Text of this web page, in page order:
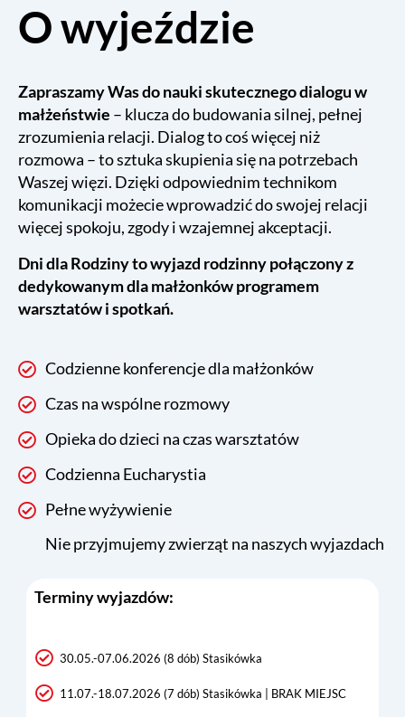
O wyjeździe
Zapraszamy Was do nauki skutecznego dialogu w
małżeństwie – klucza do budowania silnej, pełnej
zrozumienia relacji. Dialog to coś więcej niż
rozmowa – to sztuka skupienia się na potrzebach
Waszej więzi. Dzięki odpowiednim technikom
komunikacji możecie wprowadzić do swojej relacji
więcej spokoju, zgody i wzajemnej akceptacji.
Dni dla Rodziny to wyjazd rodzinny połączony z
dedykowanym dla małżonków programem
warsztatów i spotkań.
Codzienne konferencje dla małżonków
Czas na wspólne rozmowy
Opieka do dzieci na czas warsztatów
Codzienna Eucharystia
Pełne wyżywienie
Nie przyjmujemy zwierząt na naszych wyjazdach
Terminy wyjazdów:
30.05.-07.06.2026 (8 dób) Stasikówka
11.07.-18.07.2026 (7 dób) Stasikówka | BRAK MIEJSC